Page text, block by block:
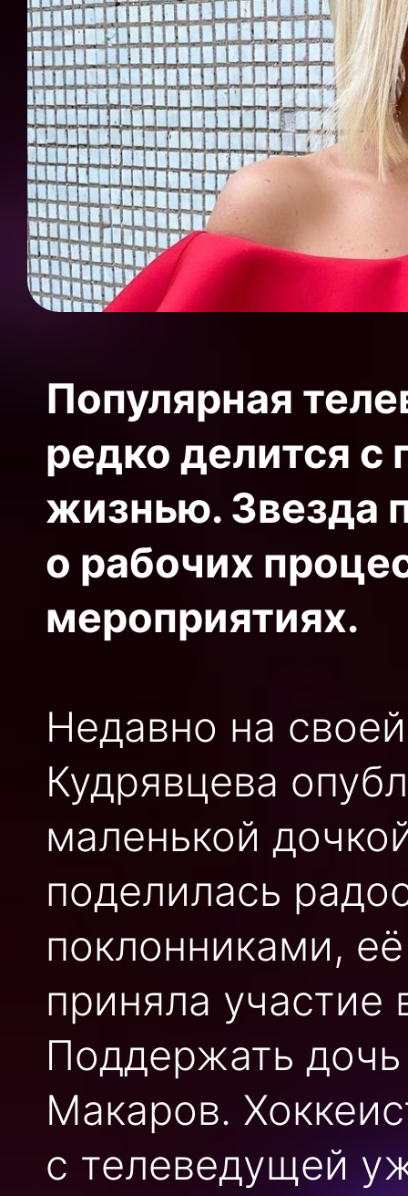
Популярная
редко делится с
жизнью. Звезда
о рабочих
мероприятиях.
Недавно на
Кудрявцева
маленькой
поделилась
поклонниками,
приняла участие
Поддержать
Макаров.
с телеведущей